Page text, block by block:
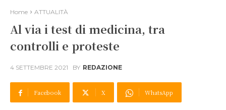
Home ATTUALITÀ
Al via i test di medicina, tra
controlli e proteste
4 SETTEMBRE 2021 BY REDAZIONE
Facebook X WhatsApp